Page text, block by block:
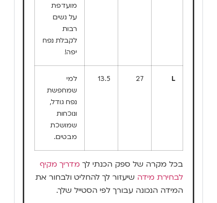
מועדפת
על נשים
רבות
לקבלת נפח
יפה!
L
27
13.5
למי
שמחפשת
נפח גודל,
ונוכחות
שמושכת
מבטים.
בכל מקרה של ספק הכנתי לךמדריך מקיף
לבחירת מידה שיעזור לך להחליט ולבחור את
המידה הנכונה עבורך לפי הסטייל שלך.